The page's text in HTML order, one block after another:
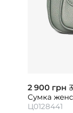
2 900 грн
Сумка
Ц0128441